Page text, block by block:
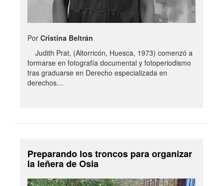
Por Cristina Beltrán
Judith Prat, (Altorricón, Huesca, 1973) comenzó a
formarse en fotografía documental y fotoperiodismo
tras graduarse en Derecho especializada en
derechos…
Preparando los troncos para organizar
la leñera de Osia